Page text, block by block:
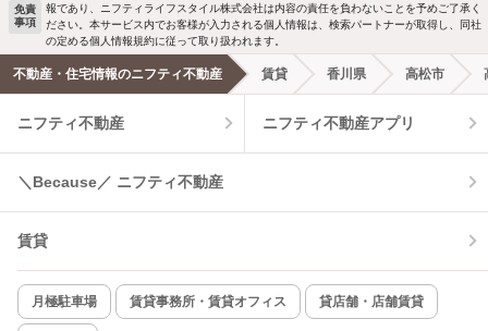
免責
事項
報であり、ニフティライフスタイル株式会社は内容の責任を負わないことを予めご了承く
ださい。本サービス内でお客様が入力される個人情報は、検索パートナーが取得し、同社
の定める個人情報規約に従って取り扱われます。
不動産・住宅情報のニフティ不動産 賃貸 香川県 高松市
ニフティ不動産 ニフティ不動産アプリ
＼Because／ ニフティ不動産
賃貸
月極駐車場 賃貸事務所・賃貸オフィス 貸店舗・店舗賃貸